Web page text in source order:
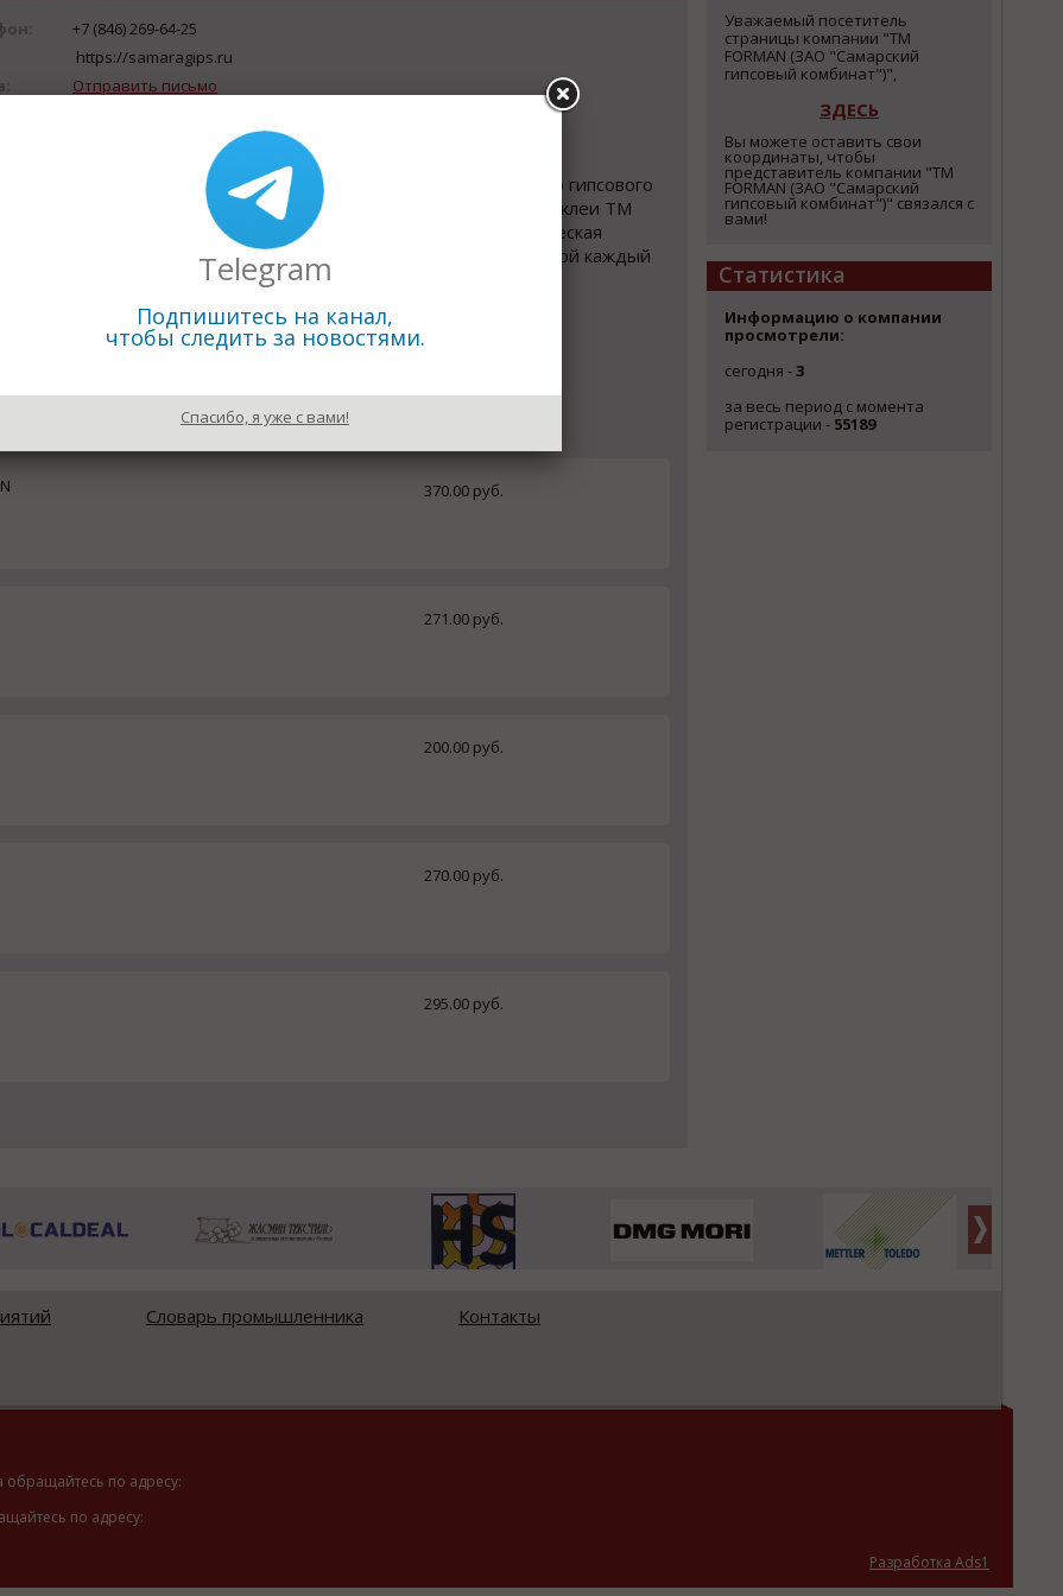
+7 (846) 269-64-25
https://samaragips.ru
Отправить письмо
Сухие строительные смеси
на базе крупнейшего российского предприятия – Самарского гипсового
гипсовых вяжущих. Штукатурки, шпатлевки, наливные полы и клеи ТМ
современный строительный рынок, а именно – экологическая
работ. ТМ FORMAN предлагает линейку продуктов, в которой каждый
370.00 руб.
271.00 руб.
200.00 руб.
270.00 руб.
295.00 руб.
Уважаемый посетитель
страницы компании "ТМ
FORMAN (ЗАО "Самарский
гипсовый комбинат")",
ЗДЕСЬ
Вы можете оставить свои
координаты, чтобы
представитель компании "ТМ
FORMAN (ЗАО "Самарский
гипсовый комбинат")" связался с
вами!
Статистика
Информацию о компании
просмотрели:
сегодня -3
за весь период с момента
регистрации - 55189
Словарь промышленника Контакты
обращайтесь по адресу:
по адресу:
Разработка Ads1
Telegram
Подпишитесь на канал,
чтобы следить за новостями.
Спасибо, я уже с вами!